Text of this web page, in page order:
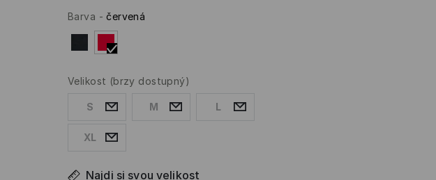
Barva -červená
Velikost (brzy dostupný)
S M L
XL
Najdi si svou velikost